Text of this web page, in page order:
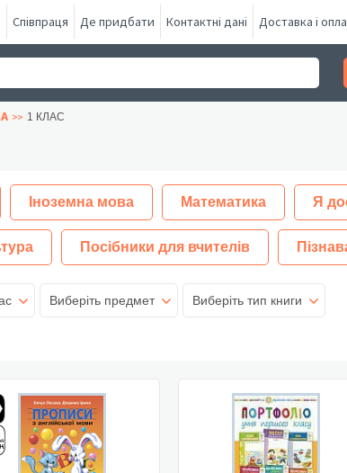
Співпраця Де придбати Контактні дані Доставка і
1 КЛАС
Іноземна мова Математика Я
Посібники для вчителів
Виберіть предмет Виберіть тип книги